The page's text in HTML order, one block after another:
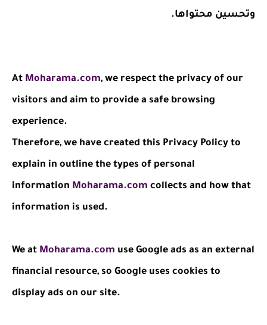
وتحسين محتواها.
At Moharama.com, we respect the privacy of our
visitors and aim to provide a safe browsing
experience.
Therefore, we have created this Privacy Policy to
explain in outline the types of personal
information Moharama.com collects and how that
information is used.
We at Moharama.com use Google ads as an external
financial resource, so Google uses cookies to
display ads on our site.